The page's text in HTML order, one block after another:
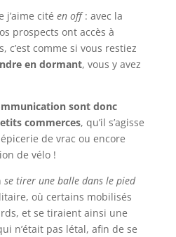
j’aime cité en off: avec la
prospects ont accès à
c’est comme si vous restiez
en dormant, vous y avez
sont donc
commerces, qu’il s’agisse
de vrac ou encore
de vélo !
se tirer une balle dans le pied
où certains mobilisés
et se tiraient ainsi une
n’était pas létal, afin de se